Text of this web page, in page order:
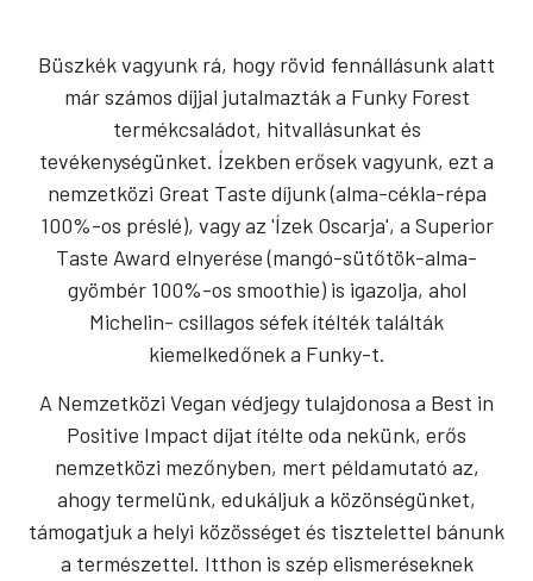
Büszkék vagyunk rá, hogy rövid fennállásunk alatt
már számos díjjal jutalmazták a Funky Forest
termékcsaládot, hitvallásunkat és
tevékenységünket. Ízekben erősek vagyunk, ezt a
nemzetközi Great Taste díjunk (alma-cékla-répa
100%-os préslé), vagy az 'Ízek Oscarja', a Superior
Taste Award elnyerése (mangó-sütőtök-alma-
gyömbér 100%-os smoothie) is igazolja, ahol
Michelin- csillagos séfek ítélték találták
kiemelkedőnek a Funky-t.
A Nemzetközi Vegan védjegy tulajdonosa a Best in
Positive Impact díjat ítélte oda nekünk, erős
nemzetközi mezőnyben, mert példamutató az,
ahogy termelünk, edukáljuk a közönségünket,
támogatjuk a helyi közösséget és tisztelettel bánunk
a természettel. Itthon is szép elismeréseknek